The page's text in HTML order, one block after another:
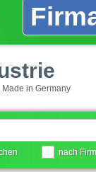
in Germany
nach